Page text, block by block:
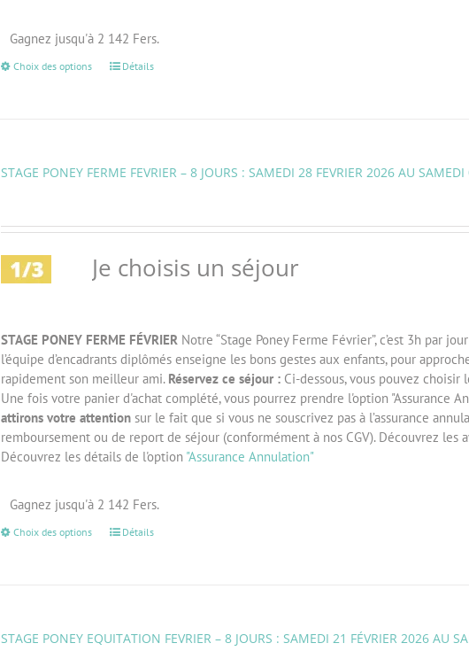
Gagnez jusqu'à 2 142 Fers.
Choix des options Détails
STAGE PONEY FERME FEVRIER – 8 JOURS : SAMEDI 28 FEVRIER 2026 AU
Je choisis un séjour
STAGE PONEY FERME FÉVRIERNotre “Stage Poney Ferme Février”, c’est 3h par
l’équipe d’encadrants diplômés enseigne les bons gestes aux enfants, pour
rapidement son meilleur ami. Réservez ce séjour :Ci-dessous, vous pouvez choisir
Une fois votre panier d'achat complété, vous pourrez prendre l'option "Assurance
attirons votre attentionsur le fait que si vous ne souscrivez pas à l’assurance
remboursement ou de report de séjour (conformément à nos CGV). Découvrez les
Découvrez les détails de l'option "Assurance Annulation"
Gagnez jusqu'à 2 142 Fers.
Choix des options Détails
STAGE PONEY EQUITATION FEVRIER – 8 JOURS : SAMEDI 21 FÉVRIER 2026 AU